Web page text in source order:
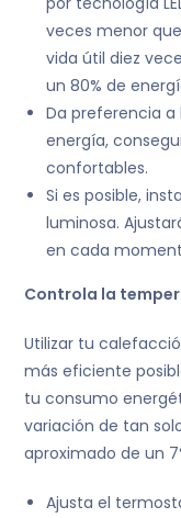
veces menor
vida útil diez
un 80% de
Da preferencia a
energía,
confortables.
Si es posible,
luminosa.
en cada
Controla la
Utilizar tu
más eficiente
tu consumo
variación de tan
aproximado de un
Ajusta el